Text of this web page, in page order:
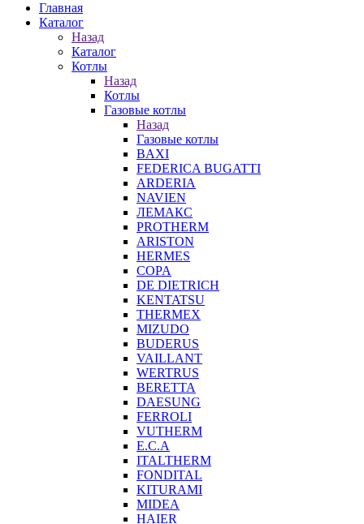
Главная
Каталог
Назад
Каталог
Котлы
Назад
Котлы
Газовые котлы
Назад
Газовые котлы
BAXI
FEDERICA BUGATTI
ARDERIA
NAVIEN
ЛЕМАКС
PROTHERM
ARISTON
HERMES
COPA
DE DIETRICH
KENTATSU
THERMEX
MIZUDO
BUDERUS
VAILLANT
WERTRUS
BERETTA
DAESUNG
FERROLI
VUTHERM
E.C.A
ITALTHERM
FONDITAL
KITURAMI
MIDEA
HAIER